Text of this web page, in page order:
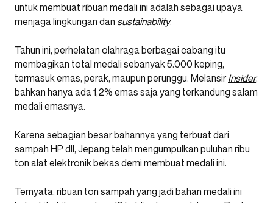
untuk membuat ribuan medali ini adalah sebagai upaya
menjaga lingkungan dan sustainability.
Tahun ini, perhelatan olahraga berbagai cabang itu
membagikan total medali sebanyak 5.000 keping,
termasuk emas, perak, maupun perunggu. Melansir Insider,
bahkan hanya ada 1,2% emas saja yang terkandung salam
medali emasnya.
Karena sebagian besar bahannya yang terbuat dari
sampah HP dll, Jepang telah mengumpulkan puluhan ribu
ton alat elektronik bekas demi membuat medali ini.
Ternyata, ribuan ton sampah yang jadi bahan medali ini